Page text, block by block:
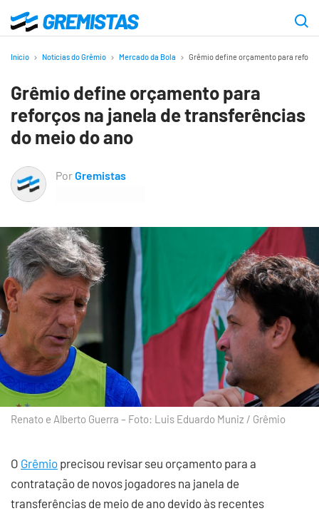
para
principal
Gremistas
Início Notícias do Grêmio Mercado da Bola Grêmio define orçamento para
Grêmio define orçamento para
reforços na janela de transferências
do meio do ano
PorGremistas
Renato e Alberto Guerra – Foto: Luis Eduardo Muniz / Grêmio
O Grêmio precisou revisar seu orçamento para a
contratação de novos jogadores na janela de
transferências de meio de ano devido às recentes